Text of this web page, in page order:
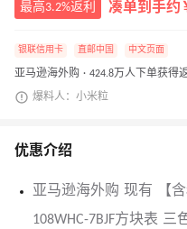
最高3.2%返利 凑单到手约
银联信用卡 直邮中国 中文页面
亚马逊海外购 · 424.8万人下单获得
爆料人：小米粒
优惠介绍
亚马逊海外购 现有 【含
108WHC-7BJF方块表 三